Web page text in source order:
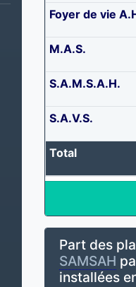
Foyer de vie
M.A.S.
S.A.M.S.A.H.
S.A.V.S.
Total
Part des
SAMSAH
installées